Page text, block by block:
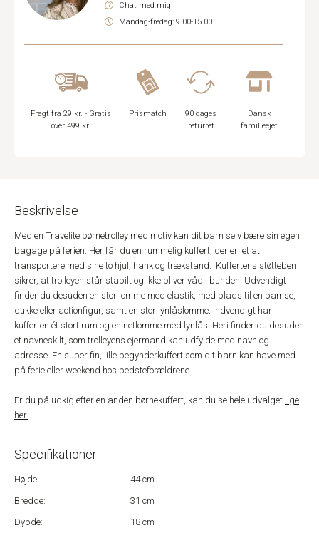
Chat med mig
Mandag-fredag: 9.00-15.00
Fragt fra 29 kr. - Gratis
over 499 kr.
Prismatch
90 dages
returret
Dansk
familieejet
Beskrivelse
Med en Travelite børnetrolley med motiv kan dit barn selv bære sin egen
bagage på ferien. Her får du en rummelig kuffert, der er let at
transportere med sine to hjul, hank og trækstand. Kuffertens støtteben
sikrer, at trolleyen står stabilt og ikke bliver våd i bunden. Udvendigt
finder du desuden en stor lomme med elastik, med plads til en bamse,
dukke eller actionfigur, samt en stor lynlåslomme. Indvendigt har
kufferten ét stort rum og en netlomme med lynlås. Heri finder du desuden
et navneskilt, som trolleyens ejermand kan udfylde med navn og
adresse. En super fin, lille begynderkuffert som dit barn kan have med
på ferie eller weekend hos bedsteforældrene.
Er du på udkig efter en anden børnekuffert, kan du se hele udvalget lige
her.
Specifikationer
Højde:
44 cm
Bredde:
31 cm
Dybde:
18 cm